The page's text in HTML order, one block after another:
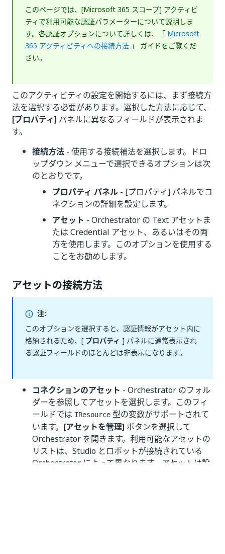
このページでは、[Microsoft 365 スコープ] アクティビ
ティで利用可能な認証パラメーターについて説明しま
す。各認証オプションについて詳しくは、「 Microsoft
365 アクティビティへの接続方法 」 ガイドをご覧くだ
さい。
このアクティビティの設定を開始するには、まず接続方
法を選択する必要があります。選択した方法に応じて、
[プロパティ] パネルに異なるフィールドが表示されま
す。
接続方法 - 使用する接続補法を選択します。ドロ
ップダウン メニューで選択できるオプションは次
のとおりです。
プロパティ パネル - [プロパティ] パネルでコ
ネクションの詳細を設定します。
アセット - Orchestrator の Text アセットま
たは Credential アセット、あるいはその両
方を使用します。このオプションを使用する
ことをお勧めします。
アセットの接続方法
注:
このオプションを選択すると、認証情報がアセット内に
格納されるため、[ プロパティ ] パネルに通常表示され
る認証フィールドのほとんどは非表示になります。
コネクションのアセット - Orchestrator のフォル
ダーを参照してアセットを選択します。このフィ
ールドでは IResource 型の変数がサポートされて
います。 [アセットを管理] ボタンを選択して
Orchestrator を開きます。利用可能なアセットの
リストは、Studio とロボットが接続されている
Orchestrator によって異なります。アセットは設